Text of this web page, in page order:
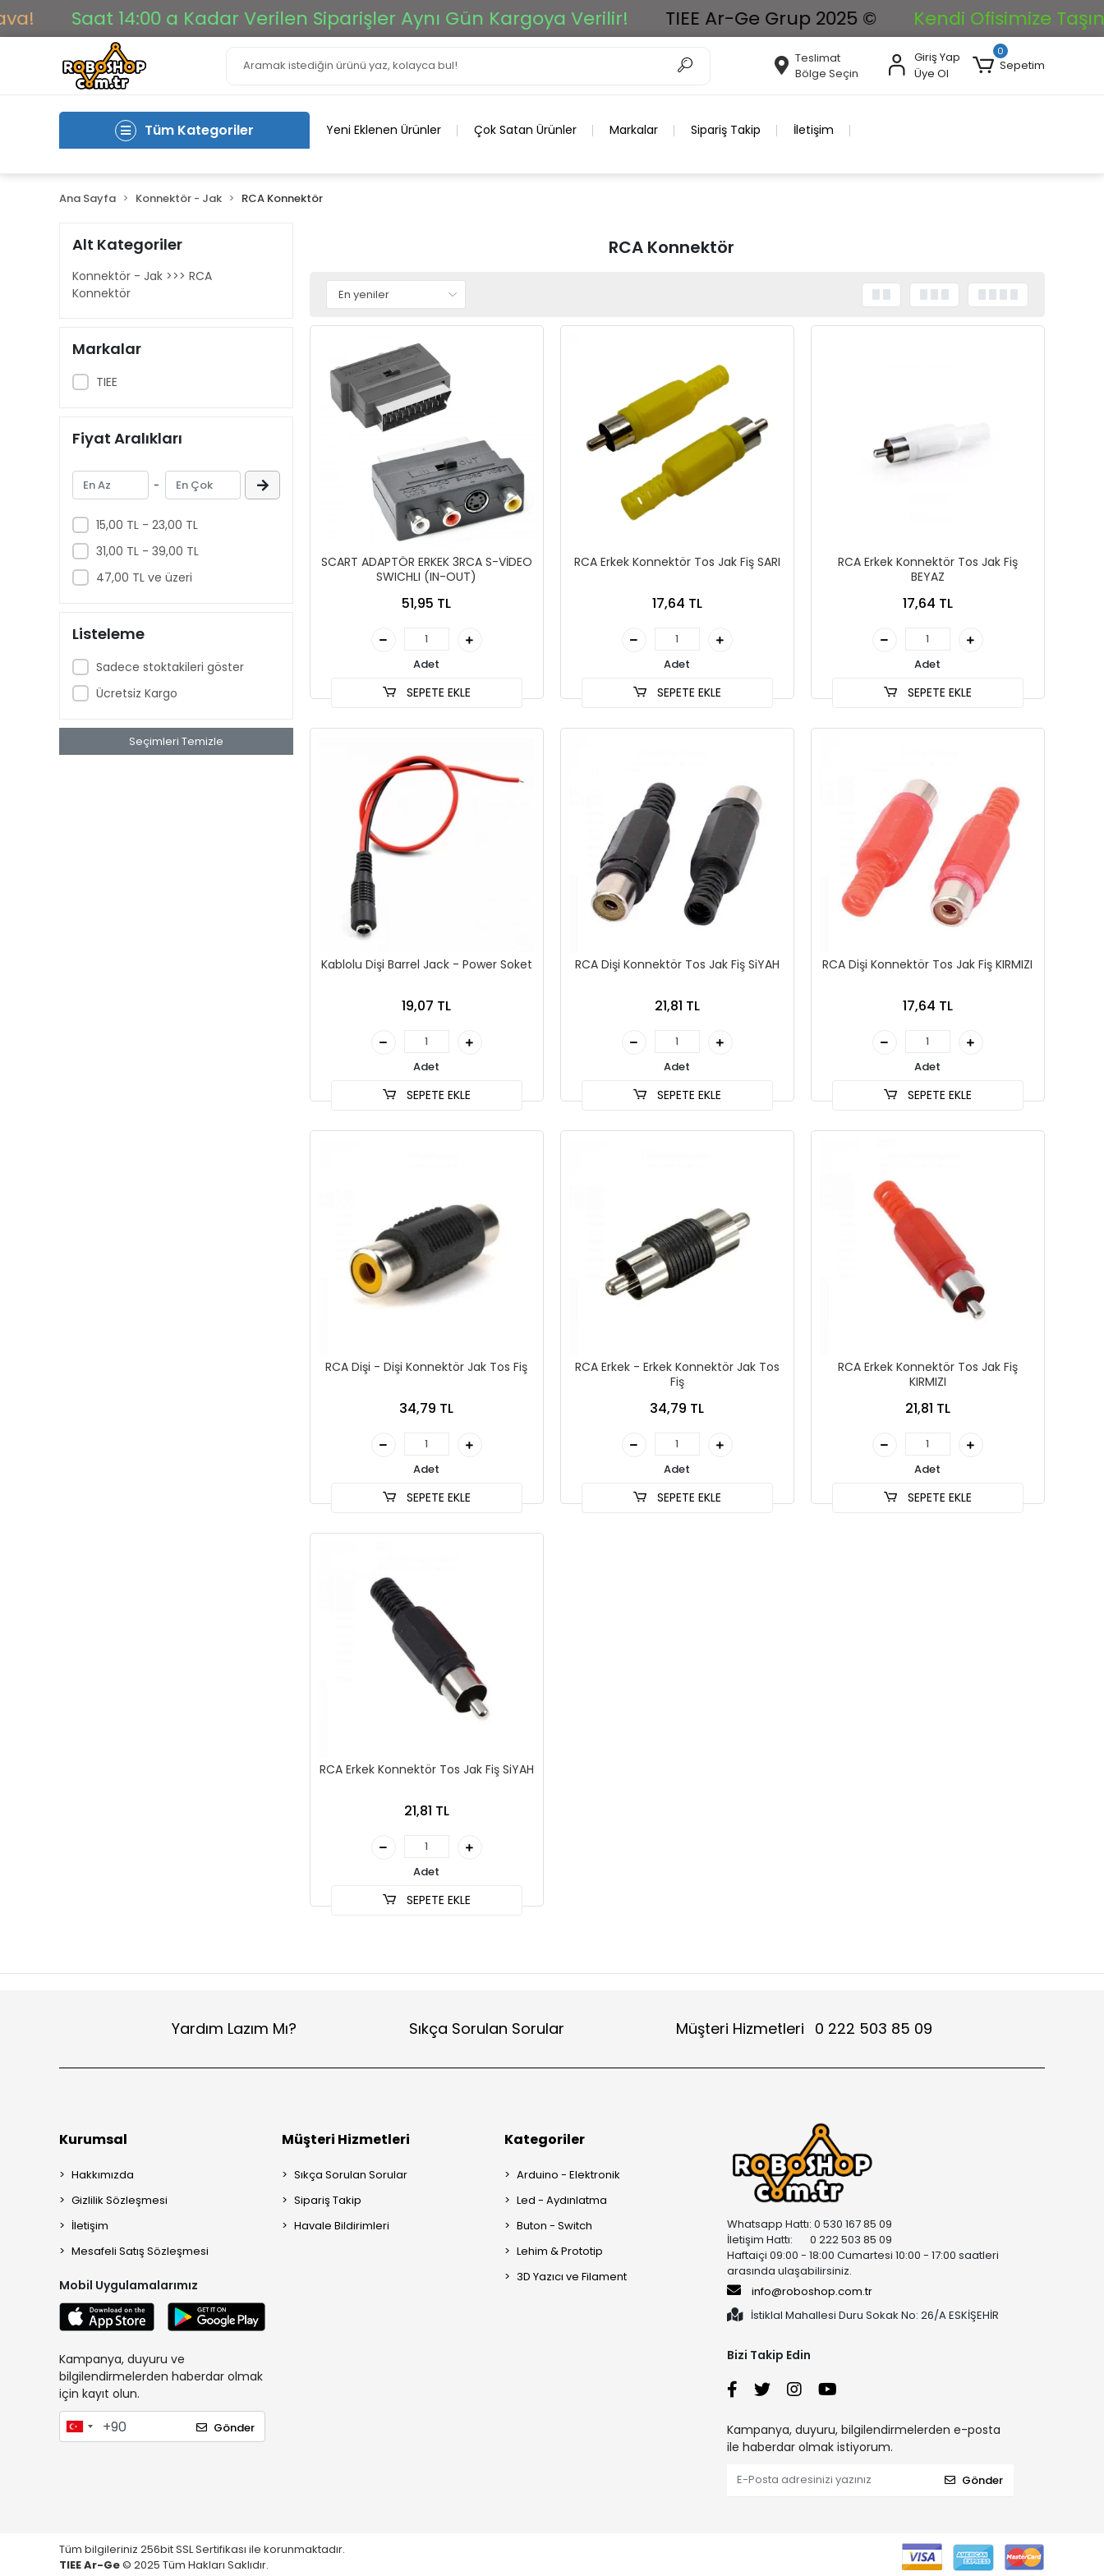
Saat 14:00 a Kadar Verilen Siparişler Aynı Gün Kargoya Verilir! TIEE Ar-Ge Grup 2025 © Kendi Ofisimize
Teslimat
Bölge Seçin
Giriş Yap
Üye Ol
0
Sepetim
Tüm Kategoriler Yeni Eklenen Ürünler Çok Satan Ürünler Markalar Sipariş Takip İletişim
Ana Sayfa Konnektör - Jak RCA Konnektör
Alt Kategoriler
Konnektör - Jak >>> RCA
Konnektör
Markalar
TIEE
Fiyat Aralıkları
-
15,00 TL - 23,00 TL
31,00 TL - 39,00 TL
47,00 TL ve üzeri
Listeleme
Sadece stoktakileri göster
Ücretsiz Kargo
Seçimleri Temizle
RCA Konnektör
SCART ADAPTÖR ERKEK 3RCA S-VİDEO
SWICHLI (IN-OUT)
51,95 TL
Adet
SEPETE EKLE
RCA Erkek Konnektör Tos Jak Fiş SARI
17,64 TL
Adet
SEPETE EKLE
RCA Erkek Konnektör Tos Jak Fiş
BEYAZ
17,64 TL
Adet
SEPETE EKLE
Kablolu Dişi Barrel Jack - Power Soket
19,07 TL
Adet
SEPETE EKLE
RCA Dişi Konnektör Tos Jak Fiş SiYAH
21,81 TL
Adet
SEPETE EKLE
RCA Dişi Konnektör Tos Jak Fiş KIRMIZI
17,64 TL
Adet
SEPETE EKLE
RCA Dişi - Dişi Konnektör Jak Tos Fiş
34,79 TL
Adet
SEPETE EKLE
RCA Erkek - Erkek Konnektör Jak Tos
Fiş
34,79 TL
Adet
SEPETE EKLE
RCA Erkek Konnektör Tos Jak Fiş
KIRMIZI
21,81 TL
Adet
SEPETE EKLE
RCA Erkek Konnektör Tos Jak Fiş SiYAH
21,81 TL
Adet
SEPETE EKLE
Yardım Lazım Mı? Sıkça Sorulan Sorular Müşteri Hizmetleri 0 222 503 85 09
Kurumsal
Hakkımızda
Gizlilik Sözleşmesi
İletişim
Mesafeli Satış Sözleşmesi
Mobil Uygulamalarımız
Kampanya, duyuru ve
bilgilendirmelerden haberdar olmak
için kayıt olun.
Gönder
Müşteri Hizmetleri
Sıkça Sorulan Sorular
Sipariş Takip
Havale Bildirimleri
Kategoriler
Arduino - Elektronik
Led - Aydınlatma
Buton - Switch
Lehim & Prototip
3D Yazıcı ve Filament
Whatsapp Hattı: 0 530 167 85 09
İletişim Hattı: 0 222 503 85 09
Haftaiçi 09:00 - 18:00 Cumartesi 10:00 - 17:00 saatleri
arasında ulaşabilirsiniz.
info@roboshop.com.tr
İstiklal Mahallesi Duru Sokak No: 26/A ESKİŞEHİR
Bizi Takip Edin
Kampanya, duyuru, bilgilendirmelerden e-posta
ile haberdar olmak istiyorum.
Gönder
Tüm bilgileriniz 256bit SSL Sertifikası ile korunmaktadır.
TIEE Ar-Ge© 2025 Tüm Hakları Saklıdır.